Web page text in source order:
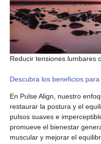
Reducir tensiones lumbares
Descubra los beneficios
En Pulse Align, nuestro
restaurar la postura y el
pulsos suaves e
promueve el bienestar
muscular y mejorar el